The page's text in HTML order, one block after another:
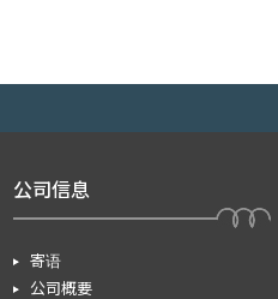
公司信息
寄语
公司概要